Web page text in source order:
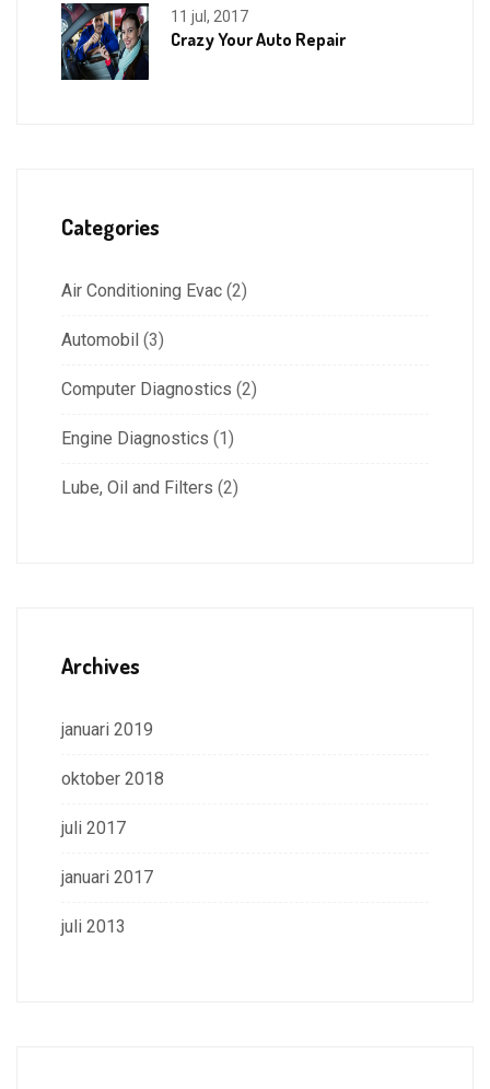
11 jul, 2017
Crazy Your Auto Repair
Categories
Air Conditioning Evac (2)
Automobil (3)
Computer Diagnostics (2)
Engine Diagnostics (1)
Lube, Oil and Filters (2)
Archives
januari 2019
oktober 2018
juli 2017
januari 2017
juli 2013